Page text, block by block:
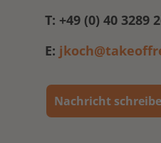
T: +49 (0) 40 3289
E:
Nachricht